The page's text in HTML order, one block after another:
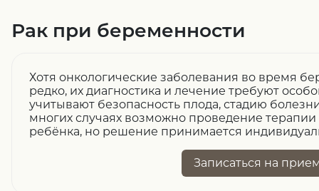
Рак при беременности
Хотя онкологические заболевания во время
редко, их диагностика и лечение требуют
учитывают безопасность плода, стадию
многих случаях возможно проведение
ребёнка, но решение принимается
Записаться на